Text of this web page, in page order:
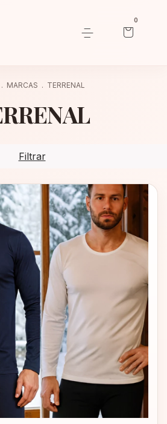
0
. MARCAS . TERRENAL
Filtrar